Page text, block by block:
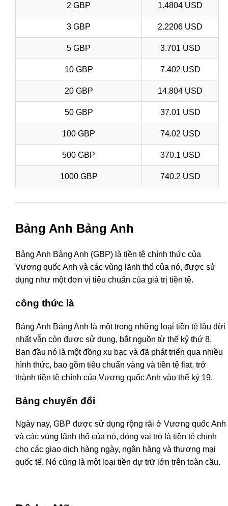
2 GBP 1.4804 USD
3 GBP 2.2206 USD
5 GBP 3.701 USD
10 GBP 7.402 USD
20 GBP 14.804 USD
50 GBP 37.01 USD
100 GBP 74.02 USD
500 GBP 370.1 USD
1000 GBP 740.2 USD
Bảng Anh Bảng Anh
Bảng Anh Bảng Anh (GBP) là tiền tệ chính thức của
Vương quốc Anh và các vùng lãnh thổ của nó, được sử
dụng như một đơn vị tiêu chuẩn của giá trị tiền tệ.
công thức là
Bảng Anh Bảng Anh là một trong những loại tiền tệ lâu đời
nhất vẫn còn được sử dụng, bắt nguồn từ thế kỷ thứ 8.
Ban đầu nó là một đồng xu bạc và đã phát triển qua nhiều
hình thức, bao gồm tiêu chuẩn vàng và tiền tệ fiat, trở
thành tiền tệ chính của Vương quốc Anh vào thế kỷ 19.
Bảng chuyển đổi
Ngày nay, GBP được sử dụng rộng rãi ở Vương quốc Anh
và các vùng lãnh thổ của nó, đóng vai trò là tiền tệ chính
cho các giao dịch hàng ngày, ngân hàng và thương mại
quốc tế. Nó cũng là một loại tiền dự trữ lớn trên toàn cầu.